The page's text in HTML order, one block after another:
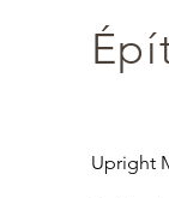
Upright